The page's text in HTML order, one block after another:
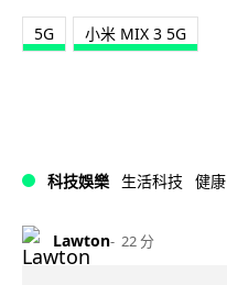
5G 小米 MIX 3 5G
科技娛樂 生活科技 健康
Lawton 22 分